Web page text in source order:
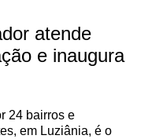
atende
e inaugura
24 bairros e
em Luziânia, é o